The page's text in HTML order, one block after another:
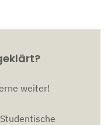
weiter!